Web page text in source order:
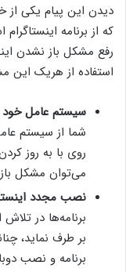
دیدن این پیام یکی
که از برنامه
رفع مشکل باز نشدن
استفاده از هریک این
سیستم عامل خود
روی با به روز
می‌توان مشکل
نصب مجدد
برنامه‌ها در
بر طرف نماید،
برنامه و نصب